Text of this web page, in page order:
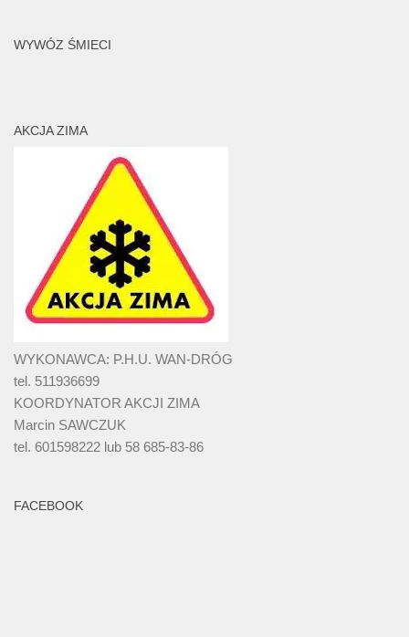
WYWÓZ ŚMIECI
AKCJA ZIMA
WYKONAWCA: P.H.U. WAN-DRÓG
tel. 511936699
KOORDYNATOR AKCJI ZIMA
Marcin SAWCZUK
tel. 601598222 lub 58 685-83-86
FACEBOOK